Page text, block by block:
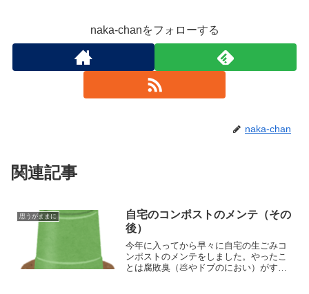
naka-chanをフォローする
naka-chan
関連記事
思うがままに
自宅のコンポストのメンテ（その
後）
今年に入ってから早々に自宅の生ごみコ
ンポストのメンテをしました。やったこ
とは腐敗臭（💩やドブのにおい）がする